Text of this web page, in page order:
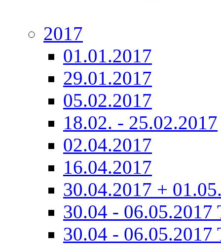
2017
01.01.2017
29.01.2017
05.02.2017
18.02. - 25.02.2017
02.04.2017
16.04.2017
30.04.2017 +
30.04 - 06.05.2017
30.04 - 06.05.2017